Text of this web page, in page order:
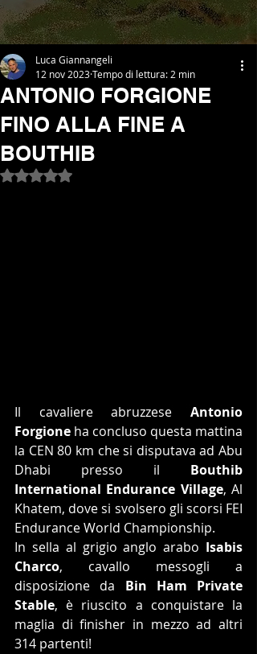
ANTONIO FORGIONE
FINO ALLA FINE A
BOUTHIB
Luca Giannangeli
12 nov 2023Tempo di lettura: 2 min
Valutazione NaN stelle su 5.
Il cavaliere abruzzese Antonio
Forgione ha concluso questa mattina
la CEN 80 km che si disputava ad Abu
Dhabi presso il Bouthib
International Endurance Village, Al
Khatem, dove si svolsero gli scorsi FEI
Endurance World Championship.
In sella al grigio anglo arabo Isabis
Charco, cavallo messogli a
disposizione da Bin Ham Private
Stable, è riuscito a conquistare la
maglia di finisher in mezzo ad altri
314 partenti!